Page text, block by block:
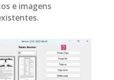
e imagens